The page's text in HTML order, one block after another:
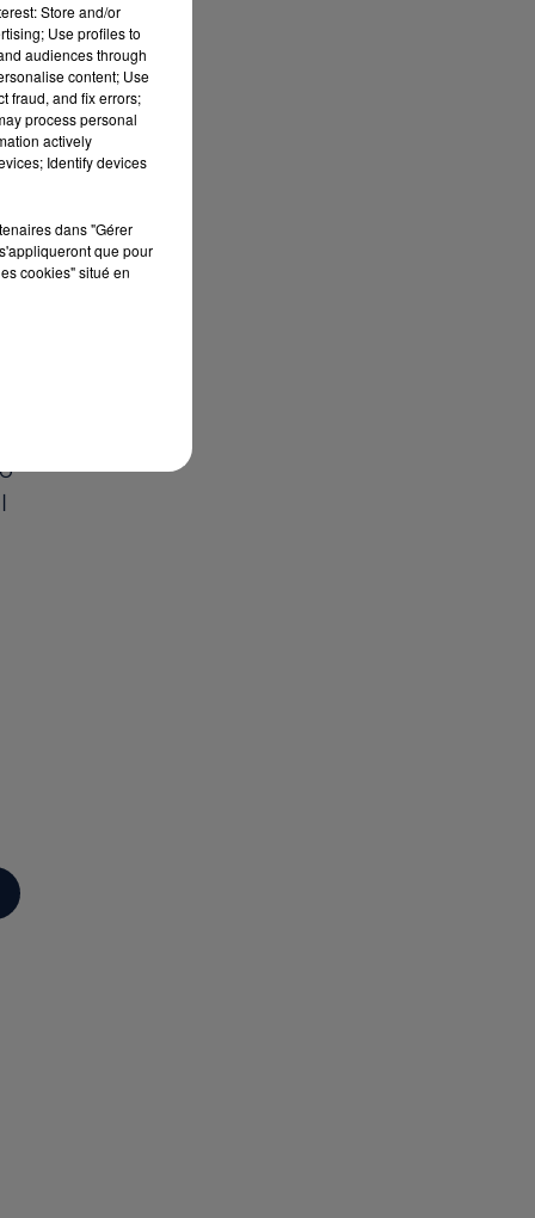
Store and/or
Use profiles to
audiences through
content; Use
fraud, and fix errors;
process personal
actively
Identify devices
dans "Gérer
que pour
cookies" situé en